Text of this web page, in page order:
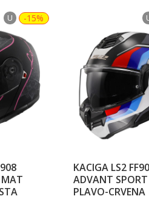
U -15%
MAT
KACIGA LS2
ADVANT
PLAVO-CRVENA